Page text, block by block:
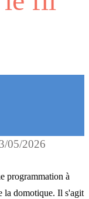
piloter
05/2026
programmation à
la domotique. Il s'agit